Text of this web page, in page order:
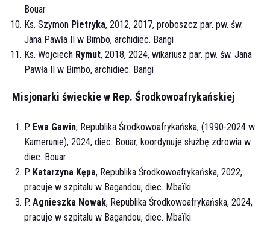
Bouar
Ks. Szymon Pietryka, 2012, 2017, proboszcz par. pw. św.
Jana Pawła II w Bimbo, archidiec. Bangi
Ks. Wojciech Rymut, 2018, 2024, wikariusz par. pw. św. Jana
Pawła II w Bimbo, archidiec. Bangi
Misjonarki świeckie w Rep. Środkowoafrykańskiej
P. Ewa Gawin, Republika Środkowoafrykańska, (1990-2024 w
Kamerunie), 2024, diec. Bouar, koordynuje służbę zdrowia w
diec. Bouar
P. Katarzyna Kępa, Republika Środkowoafrykańska, 2022,
pracuje w szpitalu w Bagandou, diec. Mbaïki
P. Agnieszka Nowak, Republika Środkowoafrykańska, 2024,
pracuje w szpitalu w Bagandou, diec. Mbaïki